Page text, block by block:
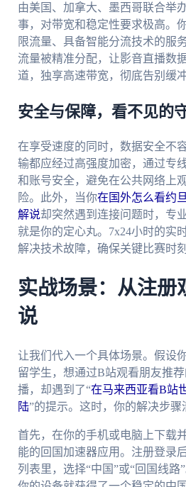
由美国、加拿大、墨西哥联合举
事，对带宽和稳定性要求极高。
限流量、具备智能分流技术的服
流量被精准分配，让影音直播数
道，独享高速带宽，彻底告别缓冲
安全与保障，看不见的
在享受速度的同时，数据安全不
输都应经过高强度加密，通过专
和账号安全，避免在公共网络上
险。此外，当你在国外怎么看约
解说却突然遇到连接问题时，专
就是你的定心丸。7x24小时的实
解决技术故障，确保关键比赛时
实战场景：从注册
说
让我们代入一个具体场景。假设
留学生，想通过B站观看朋友推
播，却遇到了“在马来西亚看B站
陆”的提示。这时，你的解决步骤
首先，在你的手机或电脑上下载
能的回国加速器应用。注册登录
列表里，选择“中国”或“回国线路